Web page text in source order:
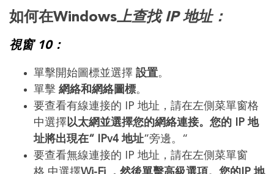
如何在Windows上查找 IP 地址：
視窗 10：
單擊開始圖標並選擇 設置。
單擊 網絡和網絡圖標。
要查看有線連接的 IP 地址，請在左側菜單窗格
中選擇以太網並選擇您的網絡連接。您的 IP 地
址將出現在“ IPv4 地址”旁邊。“
要查看無線連接的 IP 地址，請在左側菜單窗